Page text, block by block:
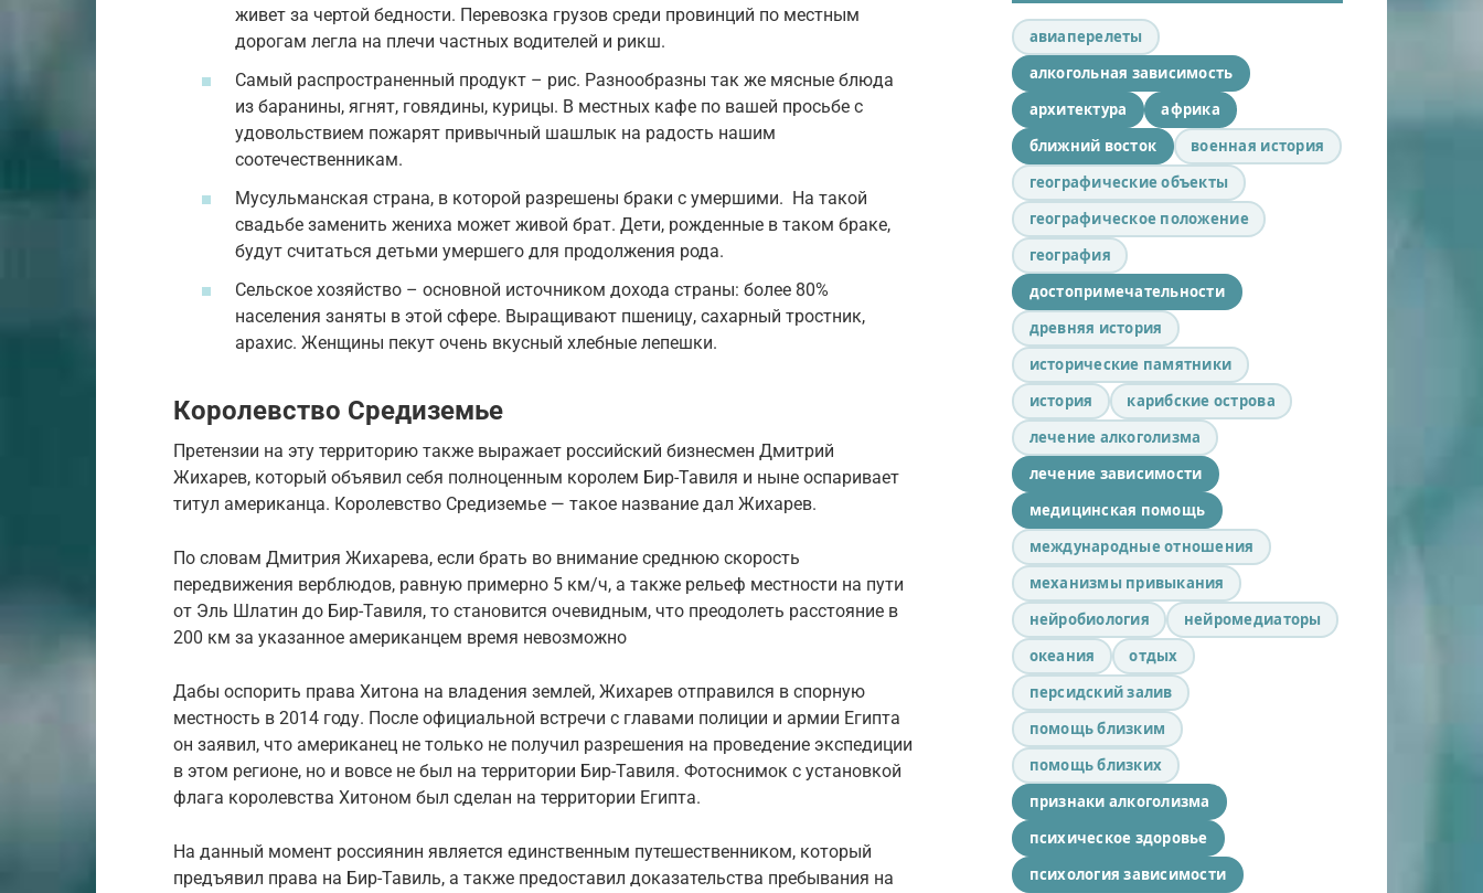
живет за чертой бедности. Перевозка грузов среди провинций по местным
дорогам легла на плечи частных водителей и рикш.
Самый распространенный продукт – рис. Разнообразны так же мясные блюда
из баранины, ягнят, говядины, курицы. В местных кафе по вашей просьбе с
удовольствием пожарят привычный шашлык на радость нашим
соотечественникам.
Мусульманская страна, в которой разрешены браки с умершими. На такой
свадьбе заменить жениха может живой брат. Дети, рожденные в таком браке,
будут считаться детьми умершего для продолжения рода.
Сельское хозяйство – основной источником дохода страны: более 80%
населения заняты в этой сфере. Выращивают пшеницу, сахарный тростник,
арахис. Женщины пекут очень вкусный хлебные лепешки.
Королевство Средиземье
Претензии на эту территорию также выражает российский бизнесмен Дмитрий
Жихарев, который объявил себя полноценным королем Бир-Тавиля и ныне оспаривает
титул американца. Королевство Средиземье — такое название дал Жихарев.
По словам Дмитрия Жихарева, если брать во внимание среднюю скорость
передвижения верблюдов, равную примерно 5 км/ч, а также рельеф местности на пути
от Эль Шлатин до Бир-Тавиля, то становится очевидным, что преодолеть расстояние в
200 км за указанное американцем время невозможно
Дабы оспорить права Хитона на владения землей, Жихарев отправился в спорную
местность в 2014 году. После официальной встречи с главами полиции и армии Египта
он заявил, что американец не только не получил разрешения на проведение экспедиции
в этом регионе, но и вовсе не был на территории Бир-Тавиля. Фотоснимок с установкой
флага королевства Хитоном был сделан на территории Египта.
На данный момент россиянин является единственным путешественником, который
предъявил права на Бир-Тавиль, а также предоставил доказательства пребывания на
авиаперелеты
алкогольная зависимость
архитектура
африка
ближний восток
военная история
географические объекты
географическое положение
география
достопримечательности
древняя история
исторические памятники
история
карибские острова
лечение алкоголизма
лечение зависимости
медицинская помощь
международные отношения
механизмы привыкания
нейробиология
нейромедиаторы
океания
отдых
персидский залив
помощь близким
помощь близких
признаки алкоголизма
психическое здоровье
психология зависимости